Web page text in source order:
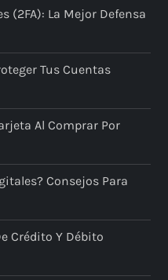
(2FA): La Mejor Defensa
Tus Cuentas
Al Comprar Por
Consejos Para
Crédito Y Débito